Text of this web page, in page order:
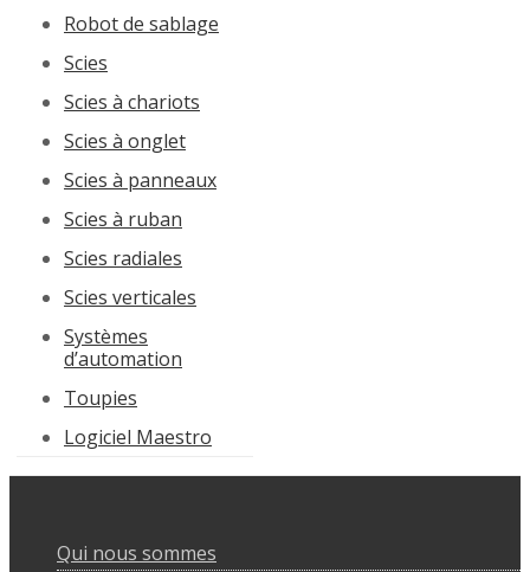
Robot de sablage
Scies
Scies à chariots
Scies à onglet
Scies à panneaux
Scies à ruban
Scies radiales
Scies verticales
Systèmes
d’automation
Toupies
Logiciel Maestro
Qui nous sommes